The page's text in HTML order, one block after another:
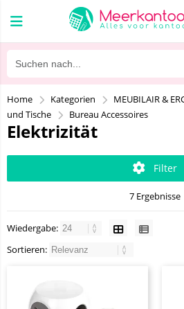
Home Kategorien MEUBILAIR &
und Tische
Bureau Accessoires
Elektrizität
Filter
7 Ergebnisse
Wiedergabe:
Sortieren: